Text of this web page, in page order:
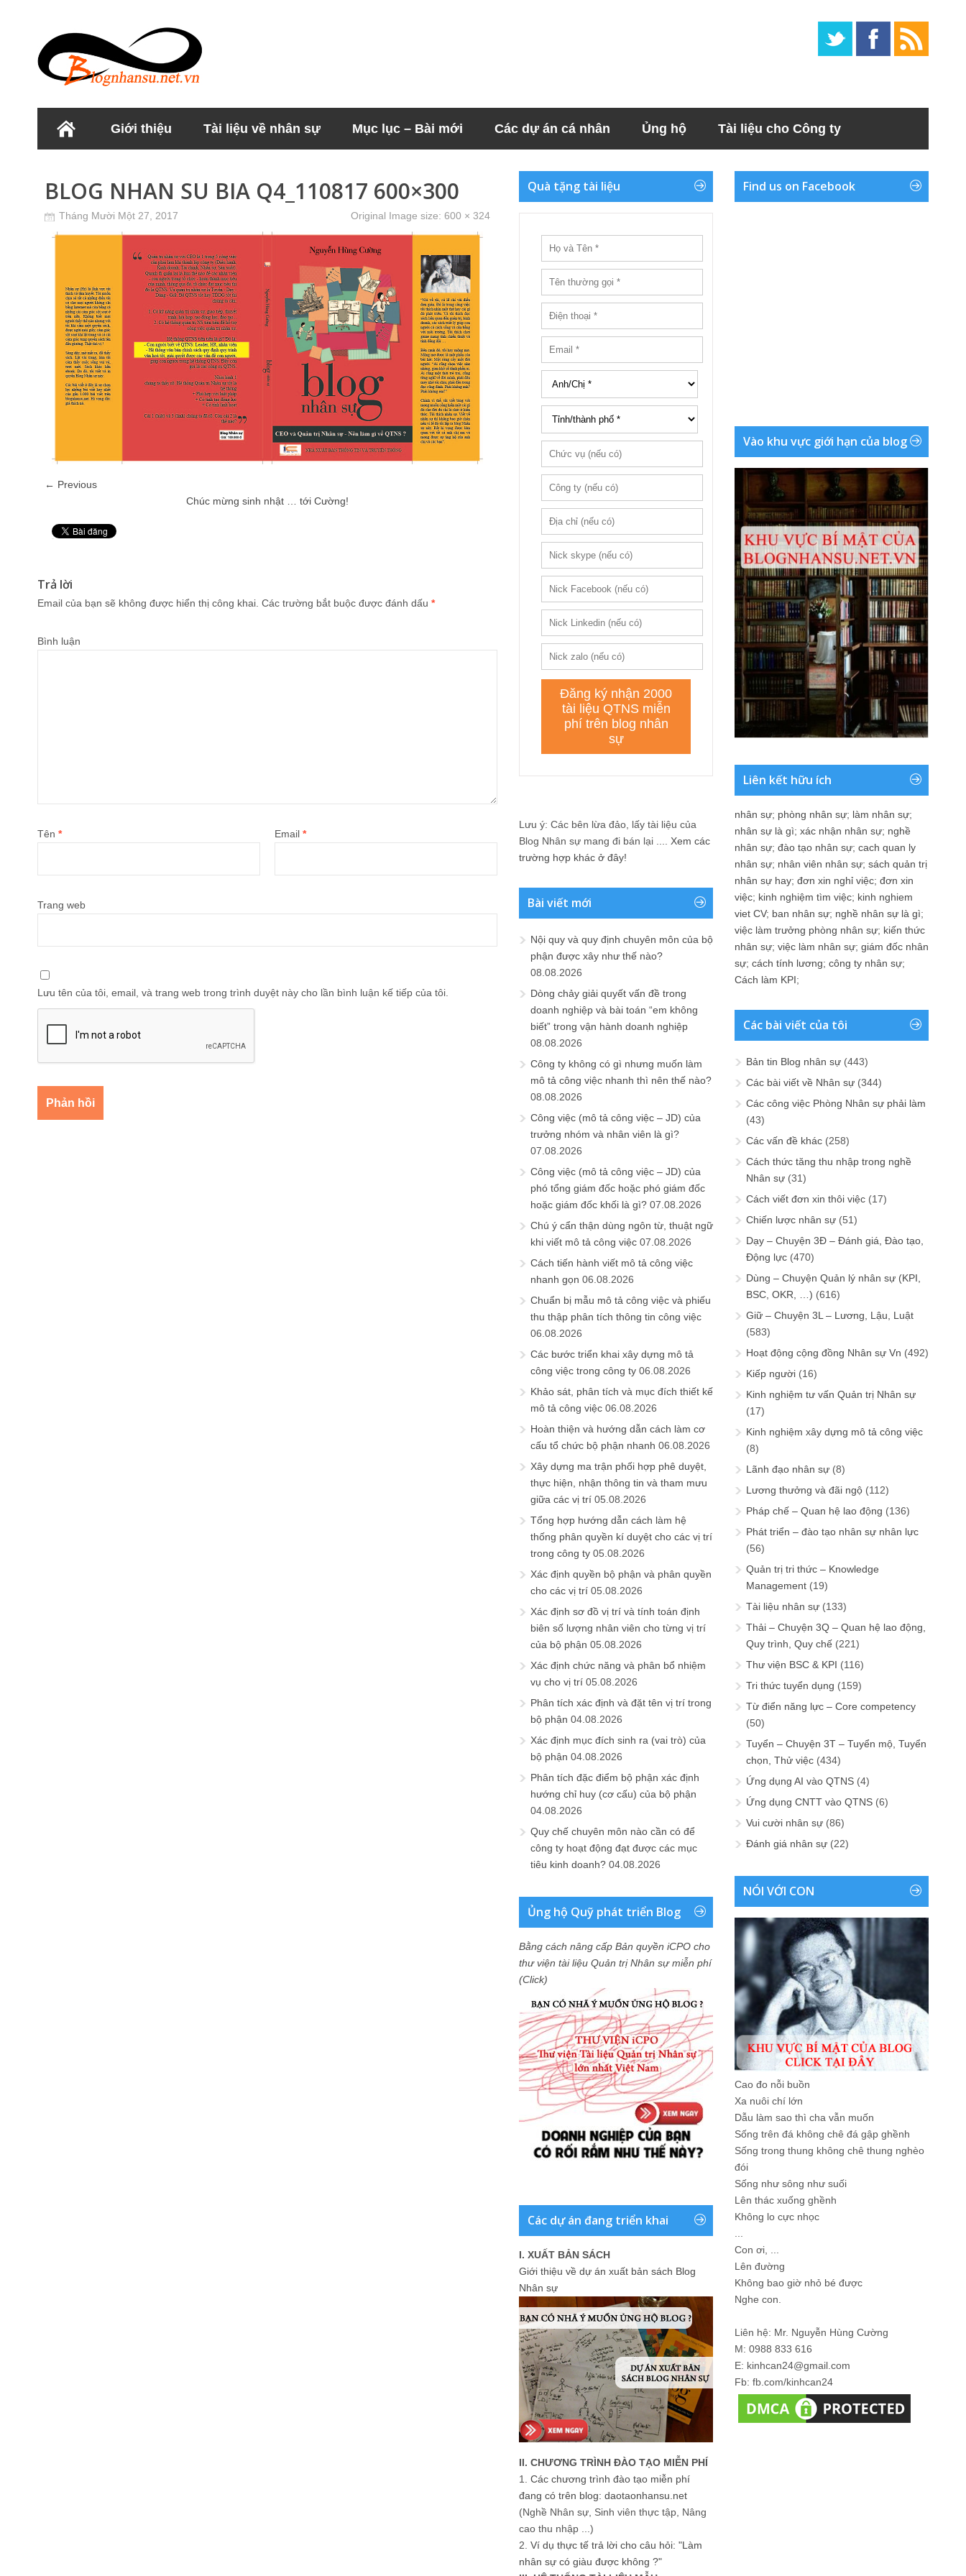
Giới thiệu Tài liệu về nhân sự Mục lục – Bài mới Các dự án cá nhân Ủng hộ Tài liệu cho Công ty
BLOG NHAN SU BIA Q4_110817 600×300
Tháng Mười Một 27, 2017 Original Image size: 600 × 324
← Previous
Chúc mừng sinh nhật … tới Cường!
Trả lời
Email của bạn sẽ không được hiển thị công khai. Các trường bắt buộc được đánh dấu *
Bình luận
Tên * Email *
Trang web
Lưu tên của tôi, email, và trang web trong trình duyệt này cho lần bình luận kế tiếp của tôi.
Quà tặng tài liệu
Lưu ý: Các bên lừa đảo, lấy tài liệu của
Blog Nhân sự mang đi bán lại .... Xem các
trường hợp khác ở đây!
Bài viết mới
Nội quy và quy định chuyên môn của bộ
phận được xây như thế nào?
08.08.2026
Dòng chảy giải quyết vấn đề trong
doanh nghiệp và bài toán “em không
biết” trong vận hành doanh nghiệp
08.08.2026
Công ty không có gì nhưng muốn làm
mô tả công việc nhanh thì nên thế nào?
08.08.2026
Công việc (mô tả công việc – JD) của
trưởng nhóm và nhân viên là gì?
07.08.2026
Công việc (mô tả công việc – JD) của
phó tổng giám đốc hoặc phó giám đốc
hoặc giám đốc khối là gì? 07.08.2026
Chú ý cẩn thận dùng ngôn từ, thuật ngữ
khi viết mô tả công việc 07.08.2026
Cách tiến hành viết mô tả công việc
nhanh gọn 06.08.2026
Chuẩn bị mẫu mô tả công việc và phiếu
thu thập phân tích thông tin công việc
06.08.2026
Các bước triển khai xây dựng mô tả
công việc trong công ty 06.08.2026
Khảo sát, phân tích và mục đích thiết kế
mô tả công việc 06.08.2026
Hoàn thiện và hướng dẫn cách làm cơ
cấu tổ chức bộ phận nhanh 06.08.2026
Xây dựng ma trận phối hợp phê duyệt,
thực hiện, nhận thông tin và tham mưu
giữa các vị trí 05.08.2026
Tổng hợp hướng dẫn cách làm hệ
thống phân quyền kí duyệt cho các vị trí
trong công ty 05.08.2026
Xác định quyền bộ phận và phân quyền
cho các vị trí 05.08.2026
Xác định sơ đồ vị trí và tính toán định
biên số lượng nhân viên cho từng vị trí
của bộ phận 05.08.2026
Xác định chức năng và phân bổ nhiệm
vụ cho vị trí 05.08.2026
Phân tích xác định và đặt tên vị trí trong
bộ phận 04.08.2026
Xác định mục đích sinh ra (vai trò) của
bộ phận 04.08.2026
Phân tích đặc điểm bộ phận xác định
hướng chỉ huy (cơ cấu) của bộ phận
04.08.2026
Quy chế chuyên môn nào cần có để
công ty hoạt động đạt được các mục
tiêu kinh doanh? 04.08.2026
Ủng hộ Quỹ phát triển Blog
Bằng cách nâng cấp Bản quyền iCPO cho
thư viện tài liệu Quản trị Nhân sự miễn phí
(Click)
Các dự án đang triển khai
I. XUẤT BẢN SÁCH
Giới thiệu về dự án xuất bản sách Blog
Nhân sự
II. CHƯƠNG TRÌNH ĐÀO TẠO MIỄN PHÍ
1. Các chương trình đào tạo miễn phí
đang có trên blog: daotaonhansu.net
(Nghề Nhân sự, Sinh viên thực tập, Nâng
cao thu nhập ...)
2. Ví dụ thực tế trả lời cho câu hỏi: "Làm
nhân sự có giàu được không ?"
Find us on Facebook
Vào khu vực giới hạn của blog
Liên kết hữu ích
nhân sự; phòng nhân sự; làm nhân sự;
nhân sự là gì; xác nhận nhân sự; nghề
nhân sự; đào tạo nhân sự; cach quan ly
nhân sự; nhân viên nhân sự; sách quản trị
nhân sự hay; đơn xin nghỉ việc; đơn xin
việc; kinh nghiệm tìm việc; kinh nghiem
viet CV; ban nhân sự; nghề nhân sự là gì;
việc làm trưởng phòng nhân sự; kiến thức
nhân sự; việc làm nhân sự; giám đốc nhân
sự; cách tính lương; công ty nhân sự;
Cách làm KPI;
Các bài viết của tôi
Bản tin Blog nhân sự (443)
Các bài viết về Nhân sự (344)
Các công việc Phòng Nhân sự phải làm
(43)
Các vấn đề khác (258)
Cách thức tăng thu nhập trong nghề
Nhân sự (31)
Cách viết đơn xin thôi việc (17)
Chiến lược nhân sự (51)
Dạy – Chuyện 3Đ – Đánh giá, Đào tạo,
Động lực (470)
Dùng – Chuyện Quản lý nhân sự (KPI,
BSC, OKR, …) (616)
Giữ – Chuyện 3L – Lương, Lậu, Luật
(583)
Hoạt động cộng đồng Nhân sự Vn (492)
Kiếp người (16)
Kinh nghiệm tư vấn Quản trị Nhân sự
(17)
Kinh nghiệm xây dựng mô tả công việc
(8)
Lãnh đạo nhân sự (8)
Lương thưởng và đãi ngộ (112)
Pháp chế – Quan hệ lao động (136)
Phát triển – đào tạo nhân sự nhân lực
(56)
Quản trị tri thức – Knowledge
Management (19)
Tài liệu nhân sự (133)
Thải – Chuyện 3Q – Quan hệ lao động,
Quy trình, Quy chế (221)
Thư viện BSC & KPI (116)
Tri thức tuyển dụng (159)
Từ điển năng lực – Core competency
(50)
Tuyển – Chuyện 3T – Tuyển mộ, Tuyển
chọn, Thử việc (434)
Ứng dụng AI vào QTNS (4)
Ứng dụng CNTT vào QTNS (6)
Vui cười nhân sự (86)
Đánh giá nhân sự (22)
NÓI VỚI CON
Cao đo nỗi buồn
Xa nuôi chí lớn
Dẫu làm sao thì cha vẫn muốn
Sống trên đá không chê đá gập ghềnh
Sống trong thung không chê thung nghèo
đói
Sống như sông như suối
Lên thác xuống ghềnh
Không lo cực nhọc
Con ơi, ...
Lên đường
Không bao giờ nhỏ bé được
Nghe con.
Liên hệ: Mr. Nguyễn Hùng Cường
M: 0988 833 616
E: kinhcan24@gmail.com
Fb: fb.com/kinhcan24